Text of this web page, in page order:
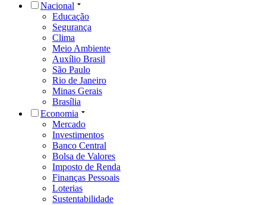
Nacional
Educação
Segurança
Clima
Meio Ambiente
Auxílio Brasil
São Paulo
Rio de Janeiro
Minas Gerais
Brasília
Economia
Mercado
Investimentos
Banco Central
Bolsa de Valores
Imposto de Renda
Finanças Pessoais
Loterias
Sustentabilidade